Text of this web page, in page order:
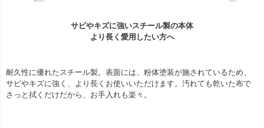
サビやキズに強いスチール製の本体
より長く愛用したい方へ
耐久性に優れたスチール製。表面には、粉体塗装が施されているため、
サビやキズに強く、より長くお使いいただけます。汚れても乾いた布で
さっと拭くだけだから、お手入れも楽々。